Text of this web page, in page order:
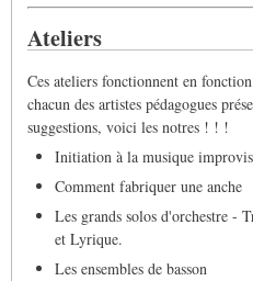
Ateliers
Ces ateliers fonctionnent en
chacun des artistes pédagogues
suggestions, voici les notres ! ! !
Initiation à la musique
Comment fabriquer une anche
Les grands solos d'orchestre -
et Lyrique.
Les ensembles de basson